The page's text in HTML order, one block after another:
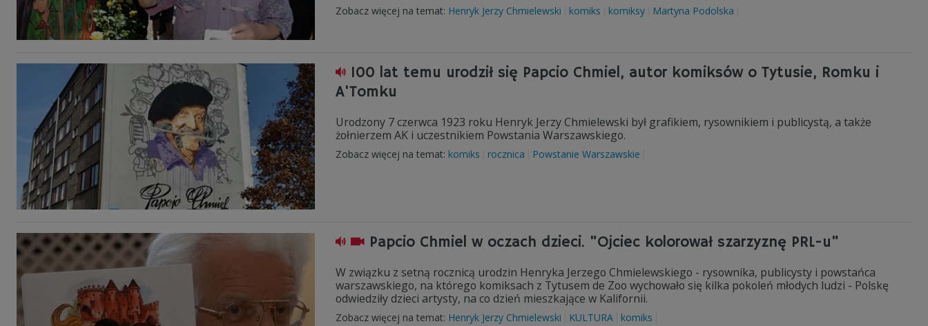
Zobacz więcej na temat: Henryk Jerzy Chmielewski komiks komiksy Martyna Podolska
100 lat temu urodził się Papcio Chmiel, autor komiksów o Tytusie, Romku i
A'Tomku
Urodzony 7 czerwca 1923 roku Henryk Jerzy Chmielewski był grafikiem, rysownikiem i publicystą, a także
żołnierzem AK i uczestnikiem Powstania Warszawskiego.
Zobacz więcej na temat: komiks rocznica Powstanie Warszawskie
Papcio Chmiel w oczach dzieci. "Ojciec kolorował szarzyznę PRL-u"
W związku z setną rocznicą urodzin Henryka Jerzego Chmielewskiego - rysownika, publicysty i powstańca
warszawskiego, na którego komiksach z Tytusem de Zoo wychowało się kilka pokoleń młodych ludzi - Polskę
odwiedziły dzieci artysty, na co dzień mieszkające w Kalifornii.
Zobacz więcej na temat: Henryk Jerzy Chmielewski KULTURA komiks